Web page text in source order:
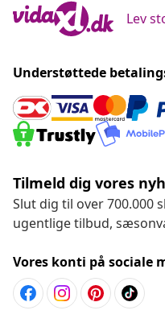
Lev
Understøttede
Tilmeld dig vores
Slut dig til over 700.000
ugentlige tilbud,
Vores konti på sociale